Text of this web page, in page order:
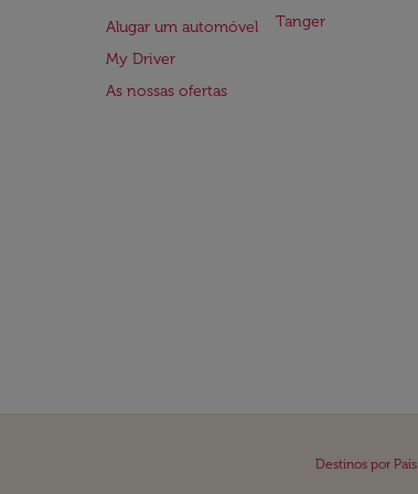
Alugar um automóvel
My Driver
As nossas ofertas
Tanger
Destinos por País